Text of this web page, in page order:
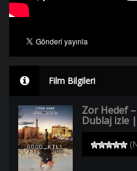
Film Bilgileri
Zor Hedef
Dublaj izle